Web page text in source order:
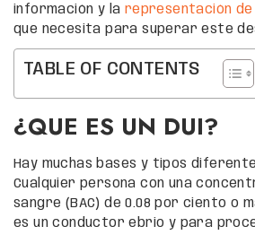
información y la representación de
que necesita para superar este
TABLE OF CONTENTS
¿QUE ES UN DUI?
Hay muchas bases y tipos
Cualquier persona con una
sangre (BAC) de 0.08 por ciento o
es un conductor ebrio y para